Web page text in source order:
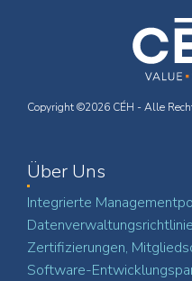
Copyright ©2026 CÉH - Alle
Über Uns
Integrierte
Datenverwaltungsrichtlinie
Zertifizierungen,
Software-